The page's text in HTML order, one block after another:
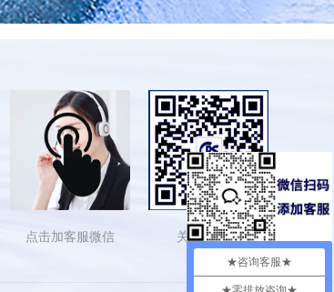
点击加客服微信 关注依斯倍
★咨询客服★